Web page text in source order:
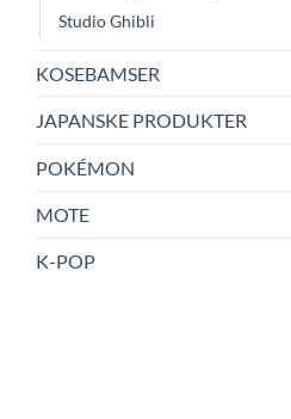
Studio Ghibli
KOSEBAMSER
JAPANSKE PRODUKTER
POKÉMON
MOTE
K-POP